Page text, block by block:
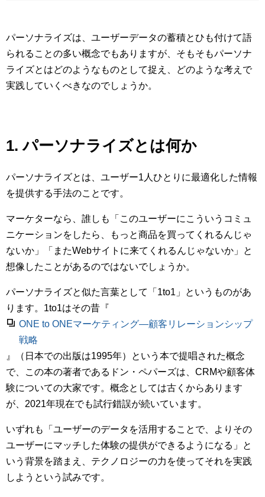
パーソナライズは、ユーザーデータの蓄積とひも付けて語
られることの多い概念でもありますが、そもそもパーソナ
ライズとはどのようなものとして捉え、どのような考えで
実践していくべきなのでしょうか。
1. パーソナライズとは何か
パーソナライズとは、ユーザー1人ひとりに最適化した情報
を提供する手法のことです。
マーケターなら、誰しも「このユーザーにこういうコミュ
ニケーションをしたら、もっと商品を買ってくれるんじゃ
ないか」「またWebサイトに来てくれるんじゃないか」と
想像したことがあるのではないでしょうか。
パーソナライズと似た言葉として「1to1」というものがあ
ります。1to1はその昔『
ONE to ONEマーケティング―顧客リレーションシップ
戦略
』（日本での出版は1995年）という本で提唱された概念
で、この本の著者であるドン・ペパーズは、CRMや顧客体
験についての大家です。概念としては古くからあります
が、2021年現在でも試行錯誤が続いています。
いずれも「ユーザーのデータを活用することで、よりその
ユーザーにマッチした体験の提供ができるようになる」と
いう背景を踏まえ、テクノロジーの力を使ってそれを実践
しようという試みです。